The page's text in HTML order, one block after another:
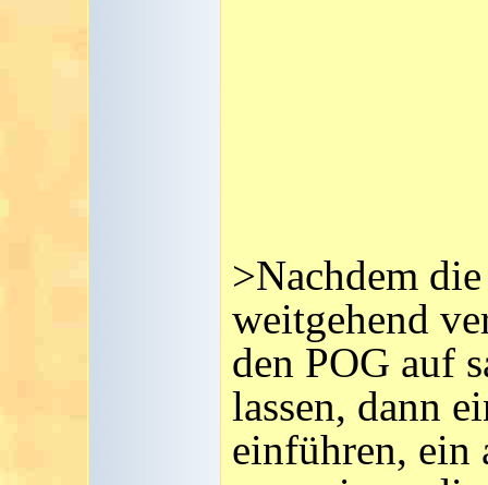
>Nachdem
weitgehend
den POG auf
lassen, dann
einführen, ein